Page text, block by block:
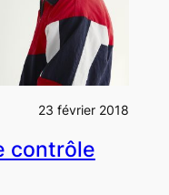
23 février 2018
contrôle